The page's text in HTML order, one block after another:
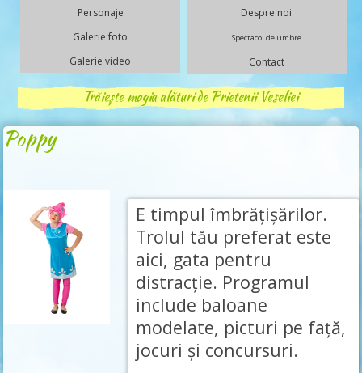
Personaje
Galerie foto
Galerie video
Despre noi
Spectacol de umbre
Contact
Trăiește magia alături de Prietenii Veseliei
Poppy
E timpul îmbrățișărilor.
Trolul tău preferat este
aici, gata pentru
distracție. Programul
include baloane
modelate, picturi pe față,
jocuri și concursuri.